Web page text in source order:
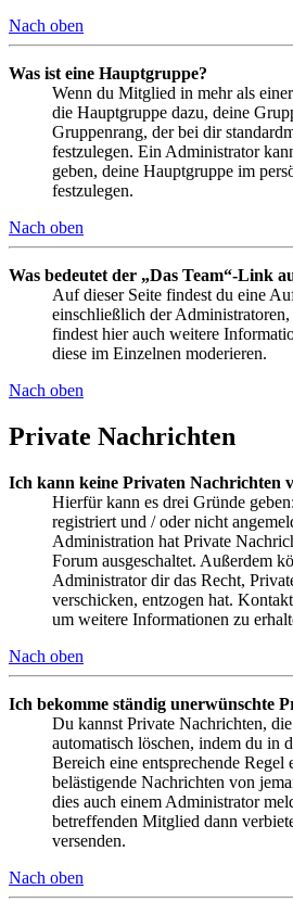
Nach oben
Was ist eine Hauptgruppe?
Wenn du Mitglied in mehr als
die Hauptgruppe dazu, deine
Gruppenrang, der bei dir
festzulegen. Ein Administrator
geben, deine Hauptgruppe im
festzulegen.
Nach oben
Was bedeutet der „Das Team“-Link
Auf dieser Seite findest du eine
einschließlich der
findest hier auch weitere
diese im Einzelnen moderieren.
Nach oben
Private Nachrichten
Ich kann keine Privaten Nachrichten
Hierfür kann es drei Gründe
registriert und / oder nicht
Administration hat Private
Forum ausgeschaltet. Außerdem
Administrator dir das Recht,
verschicken, entzogen hat.
um weitere Informationen zu
Nach oben
Ich bekomme ständig unerwünschte
Du kannst Private Nachrichten,
automatisch löschen, indem du in
Bereich eine entsprechende Regel
belästigende Nachrichten von
dies auch einem Administrator
betreffenden Mitglied dann
versenden.
Nach oben